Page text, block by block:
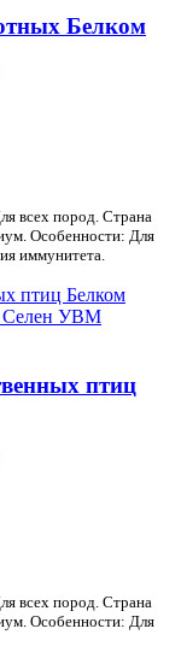
Белком
всех пород. Страна
Особенности: Для
иммунитета.
птиц
всех пород. Страна
Особенности: Для